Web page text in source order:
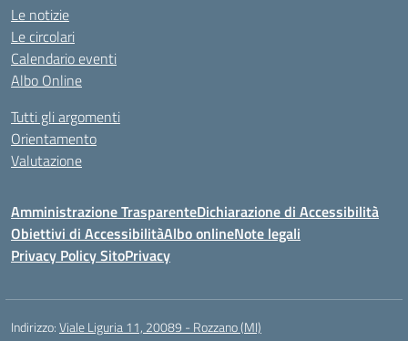
Le notizie
Le circolari
Calendario eventi
Albo Online
Tutti gli argomenti
Orientamento
Valutazione
Amministrazione TrasparenteDichiarazione di Accessibilità
Obiettivi di AccessibilitàAlbo onlineNote legali
Privacy Policy SitoPrivacy
Indirizzo:Viale Liguria 11, 20089 - Rozzano (MI)